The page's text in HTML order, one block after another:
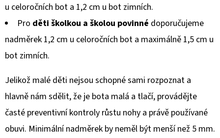
u celoročních bot a 1,2 cm u bot zimních.
Pro děti školkou a školou povinné doporučujeme
nadměrek 1,2 cm u celoročních bot a maximálně 1,5 cm u
bot zimních.
Jelikož malé děti nejsou schopné sami rozpoznat a
hlavně nám sdělit, že je bota malá a tlačí, provádějte
časté preventivní kontroly růstu nohy a právě používané
obuvi. Minimální nadměrek by neměl být menší než 5 mm.